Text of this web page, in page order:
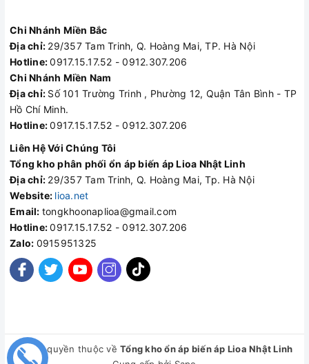
Chi Nhánh Miền Bắc
Địa chỉ: 29/357 Tam Trinh, Q. Hoàng Mai, TP. Hà Nội
Hotline:0917.15.17.52 - 0912.307.206
Chi Nhánh Miền Nam
Địa chỉ: Số 101 Trường Trinh , Phường 12, Quận Tân Bình - TP
Hồ Chí Minh.
Hotline:0917.15.17.52 - 0912.307.206
Liên Hệ Với Chúng Tôi
Tổng kho phân phối ổn áp biến áp Lioa Nhật Linh
Địa chỉ: 29/357 Tam Trinh, Q. Hoàng Mai, Tp. Hà Nội
Website: lioa.net
Email: tongkhoonaplioa@gmail.com
Hotline:0917.15.17.52 - 0912.307.206
Zalo: 0915951325
© Bản quyền thuộc về Tổng kho ổn áp biến áp Lioa Nhật Linh